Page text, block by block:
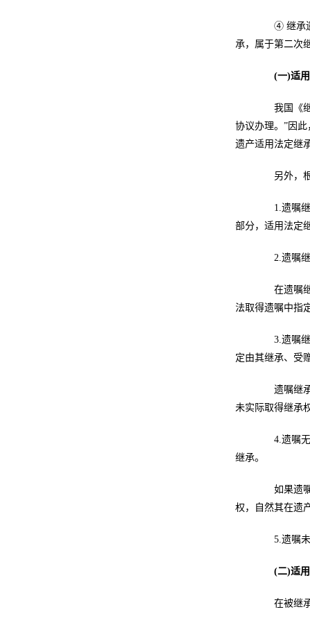
④ 继承遗
承，属于第二次
(一)适
我国《继
协议办理。”因
遗产适用法定继
另外，根
1.遗嘱继
部分，适用法定
2.遗嘱继
在遗嘱继
法取得遗嘱中指
3.遗嘱继
定由其继承、受
遗嘱继承
未实际取得继承
4.遗嘱无
继承。
如果遗嘱
权，自然其在遗
5.遗嘱未
(二)适
在被继承